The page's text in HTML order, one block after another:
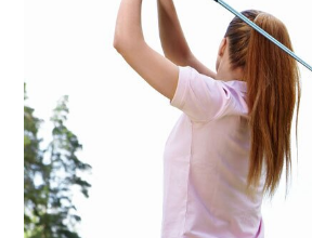
alternativa en el Área del
Consulte horarios de salida
Jaizkibel Memorial Carlos